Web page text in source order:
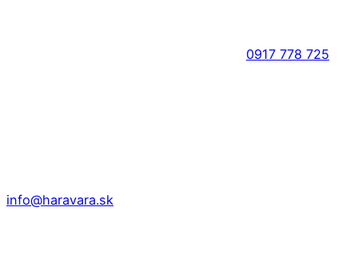
0917 778 725
info@haravara.sk